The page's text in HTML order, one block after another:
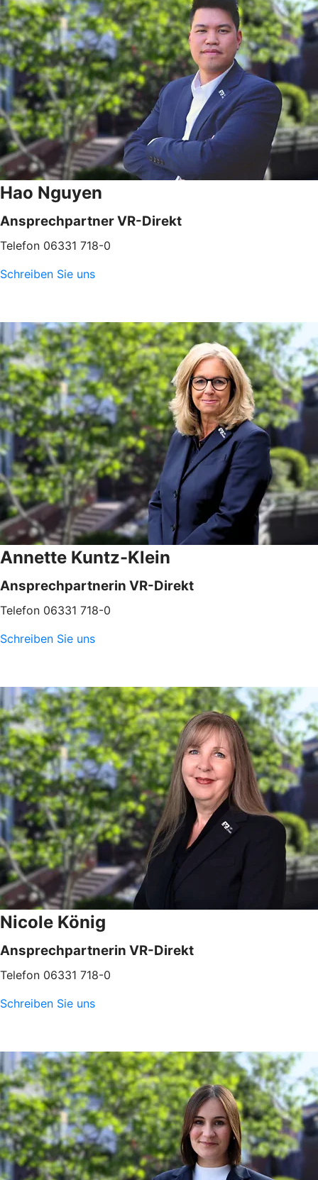
Hao Nguyen
Ansprechpartner VR-Direkt
Telefon 06331 718-0
Schreiben Sie uns
Annette Kuntz-Klein
Ansprechpartnerin VR-Direkt
Telefon 06331 718-0
Schreiben Sie uns
Nicole König
Ansprechpartnerin VR-Direkt
Telefon 06331 718-0
Schreiben Sie uns